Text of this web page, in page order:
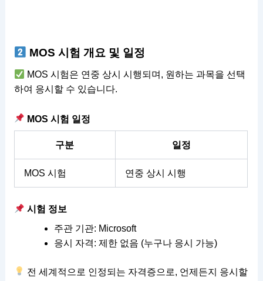
MOS 시험 개요 및 일정
MOS 시험은 연중 상시 시행되며, 원하는 과목을 선택
하여 응시할 수 있습니다.
MOS 시험 일정
구분 일정
MOS 시험 연중 상시 시행
시험 정보
주관 기관: Microsoft
응시 자격: 제한 없음 (누구나 응시 가능)
전 세계적으로 인정되는 자격증으로, 언제든지 응시할